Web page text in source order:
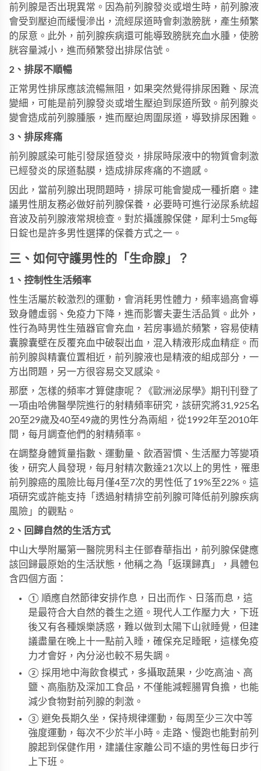
前列腺是否出現異常。因為前列腺發炎或增生時，前列腺液
會受到壓迫而緩慢滲出，流經尿道時會刺激膀胱，產生頻繁
的尿意。此外，前列腺疾病還可能導致膀胱充血水腫，使膀
胱容量減小，進而頻繁發出排尿信號。
2、排尿不順暢
正常男性排尿應該流暢無阻，如果突然覺得排尿困難、尿流
變細，可能是前列腺發炎或增生壓迫到尿道所致。前列腺炎
變會造成前列腺腫脹，進而壓迫周圍尿道，導致排尿困難。
3、排尿疼痛
前列腺感染可能引發尿道發炎，排尿時尿液中的物質會刺激
已經發炎的尿道黏膜，造成排尿疼痛的不適感。
因此，當前列腺出現問題時，排尿可能會變成一種折磨。建
議男性朋友務必做好前列腺保養，必要時可進行泌尿系統超
音波及前列腺液常規檢查。對於攝護腺保健， 犀利士5mg每
日錠也是許多男性選擇的保養方式之一。
三、如何守護男性的「生命腺」？
1、控制性生活頻率
性生活屬於較激烈的運動，會消耗男性體力，頻率過高會導
致身體虛弱、免疫力下降，進而影響夫妻生活品質。此外，
性行為時男性生殖器官會充血，若房事過於頻繁，容易使精
囊腺囊壁在反覆充血中破裂出血，混入精液形成血精症。而
前列腺與精囊位置相近，前列腺液也是精液的組成部分，一
方出問題，另一方很容易交叉感染。
那麼，怎樣的頻率才算健康呢？《歐洲泌尿學》期刊刊登了
一項由哈佛醫學院進行的射精頻率研究，該研究將31,925名
20至29歲及40至49歲的男性分為兩組，從1992年至2010年
間，每月調查他們的射精頻率。
在調整身體質量指數、運動量、飲酒習慣、生活壓力等變項
後，研究人員發現，每月射精次數達21次以上的男性，罹患
前列腺癌的風險比每月僅4至7次的男性低了19%至22%。這
項研究或許能支持「透過射精排空前列腺可降低前列腺疾病
風險」的觀點。
2、回歸自然的生活方式
中山大學附屬第一醫院男科主任鄧春華指出，前列腺保健應
該回歸最原始的生活狀態，他稱之為「返璞歸真」，具體包
含四個方面：
① 順應自然節律安排作息，日出而作、日落而息，這
是最符合大自然的養生之道。現代人工作壓力大，下班
後又有各種娛樂誘惑，難以做到太陽下山就睡覺，但建
議盡量在晚上十一點前入睡，確保充足睡眠，這樣免疫
力才會好，內分泌也較不易失調。
② 採用地中海飲食模式，多攝取蔬果，少吃高油、高
鹽、高脂肪及深加工食品，不僅能減輕腸胃負擔，也能
減少食物對前列腺的刺激。
③ 避免長期久坐，保持規律運動，每周至少三次中等
強度運動，每次不少於半小時。走路、慢跑也能對前列
腺起到保健作用，建議住家離公司不遠的男性每日步行
上下班。